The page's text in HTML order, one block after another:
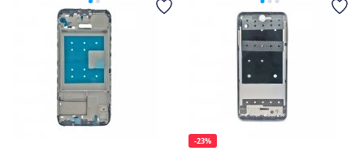
-23%